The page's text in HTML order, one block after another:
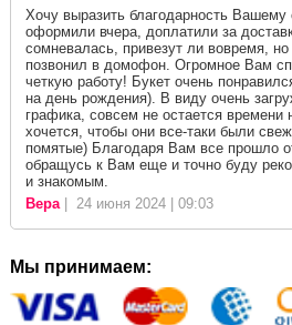
Хочу выразить благодарность Вашему
оформили вчера, доплатили за
сомневалась, привезут ли вовремя,
позвонил в домофон. Огромное Вам
четкую работу! Букет очень
на день рождения). В виду очень
графика, совсем не остается времени
хочется, чтобы они все-таки были
помятые) Благодаря Вам все прошло
обращусь к Вам еще и точно буду
и знакомым.
Вера| 24 июня 2024 | 09:03
Мы принимаем: